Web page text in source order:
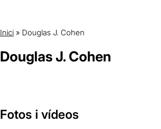
Inici» Douglas J. Cohen
Douglas J. Cohen
Fotos i vídeos